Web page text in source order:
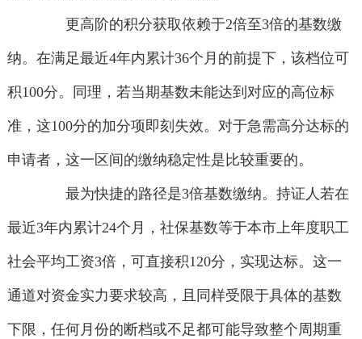
更高阶的积分获取依赖于2倍至3倍的基数缴
纳。在满足最近4年内累计36个月的前提下，该档位可
积100分。同理，若当期基数未能达到对应的高位标
准，这100分的加分项即刻失效。对于急需高分达标的
申请者，这一区间的缴纳稳定性是比较重要的。
最为快捷的路径是3倍基数缴纳。持证人若在
最近3年内累计24个月，社保基数等于本市上年度职工
社会平均工资3倍，可直接积120分，实现达标。这一
通道对资金实力要求较高，且同样受限于具体的基数
下限，任何月份的断档或不足都可能导致整个周期重